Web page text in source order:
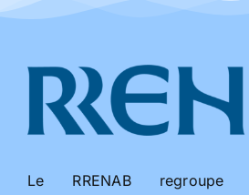
Le RRENAB regroupe